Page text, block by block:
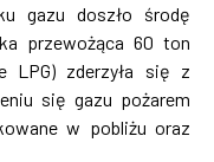
gazu doszło środę
przewożąca 60 ton
LPG) zderzyła się z
się gazu pożarem
w pobliżu oraz